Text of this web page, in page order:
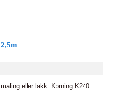
eller lakk. Korning K240.